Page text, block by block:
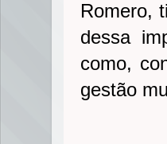
Romero,
dessa
como,
gestão